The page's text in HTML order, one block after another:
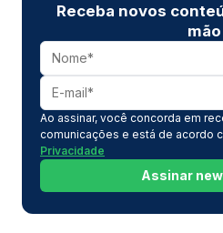
Receba novos
mão
Ao assinar, você concorda em
comunicações e está de acordo
Privacidade
Assinar